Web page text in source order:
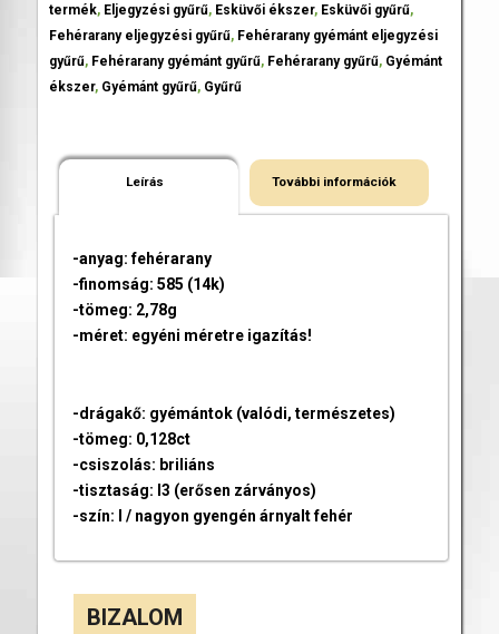
termék, Eljegyzési gyűrű, Esküvői ékszer, Esküvői gyűrű,
Fehérarany eljegyzési gyűrű, Fehérarany gyémánt eljegyzési
gyűrű, Fehérarany gyémánt gyűrű, Fehérarany gyűrű, Gyémánt
ékszer, Gyémánt gyűrű, Gyűrű
Leírás További információk
-anyag: fehérarany
-finomság: 585 (14k)
-tömeg: 2,78g
-méret: egyéni méretre igazítás!
-drágakő: gyémántok (valódi, természetes)
-tömeg: 0,128ct
-csiszolás: briliáns
-tisztaság: I3 (erősen zárványos)
-szín: I / nagyon gyengén árnyalt fehér
BIZALOM